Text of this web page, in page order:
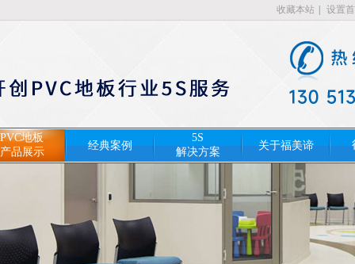
收藏本站 设置
PVC地板
产品展示
经典案例
5S
解决方案
关于福美谛